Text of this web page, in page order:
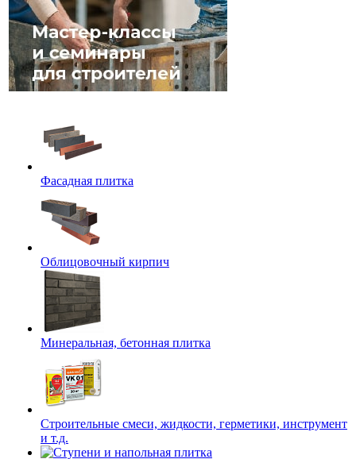
Фасадная плитка
Облицовочный кирпич
Минеральная, бетонная плитка
Строительные смеси, жидкости, герметики, инструмент
и т.д.